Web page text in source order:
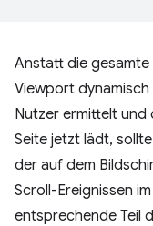
Anstatt die gesamte
Viewport
Nutzer ermittelt und
Seite jetzt lädt,
der auf dem
Scroll-Ereignissen
entsprechende Teil